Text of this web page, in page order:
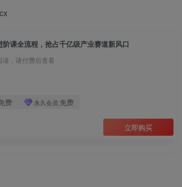
课全流程，抢占千亿级产业赛道新风口
读，请付费后查看
费 永久会员 免费
立即购买